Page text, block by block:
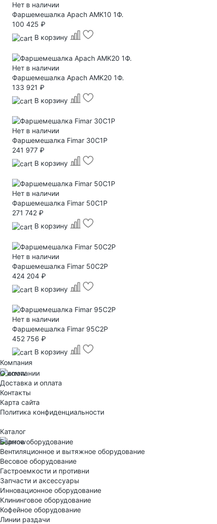
Нет в наличии
Фаршемешалка Apach AMK10 1Ф.
100 425 ₽
В корзину
Нет в наличии
Фаршемешалка Apach AMK20 1Ф.
133 921 ₽
В корзину
Нет в наличии
Фаршемешалка Fimar 30C1P
241 977 ₽
В корзину
Нет в наличии
Фаршемешалка Fimar 50C1P
271 742 ₽
В корзину
Нет в наличии
Фаршемешалка Fimar 50C2P
424 204 ₽
В корзину
Нет в наличии
Фаршемешалка Fimar 95C2P
452 756 ₽
В корзину
Компания
О компании
Доставка и оплата
Контакты
Карта сайта
Политика конфиденциальности
Каталог
Барное оборудование
Вентиляционное и вытяжное оборудование
Весовое оборудование
Гастроемкости и противни
Запчасти и аксессуары
Инновационное оборудование
Клининговое оборудование
Кофейное оборудование
Линии раздачи